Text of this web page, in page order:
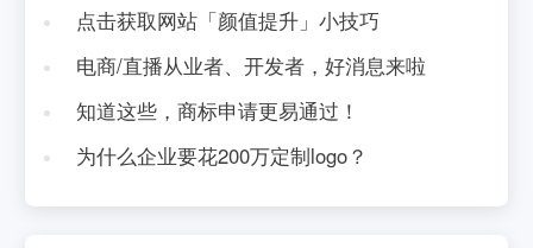
点击获取网站「颜值提升」小技巧
电商/直播从业者、开发者，好消息来啦
知道这些，商标申请更易通过！
为什么企业要花200万定制logo？